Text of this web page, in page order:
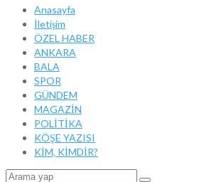
Anasayfa
İletişim
ÖZEL HABER
ANKARA
BALA
SPOR
GÜNDEM
MAGAZİN
POLİTİKA
KÖŞE YAZISI
KİM, KİMDİR?